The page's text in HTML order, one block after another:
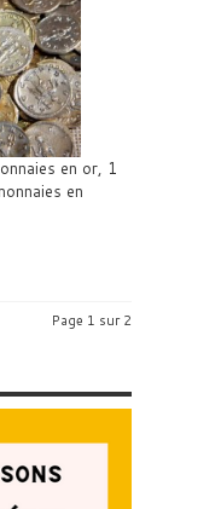
en or, 1
en
Page 1 sur 2